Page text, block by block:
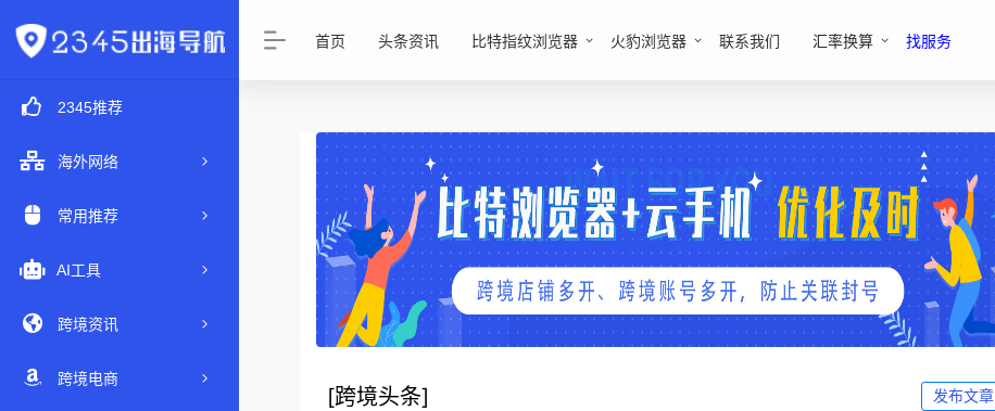
2345推荐
海外网络
常用推荐
AI工具
跨境资讯
跨境电商
首页 头条资讯 比特指纹浏览器 火豹浏览器 联系我们 汇率换算 找服务
[跨境头条] 发布文章